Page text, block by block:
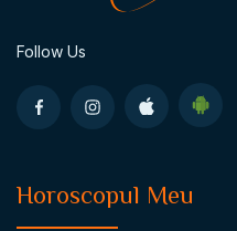
Follow Us
Horoscopul Meu